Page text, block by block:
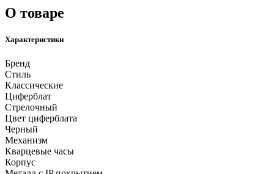
О товаре
Характеристики
Бренд
Стиль
Классические
Циферблат
Стрелочный
Цвет циферблата
Черный
Механизм
Кварцевые часы
Корпус